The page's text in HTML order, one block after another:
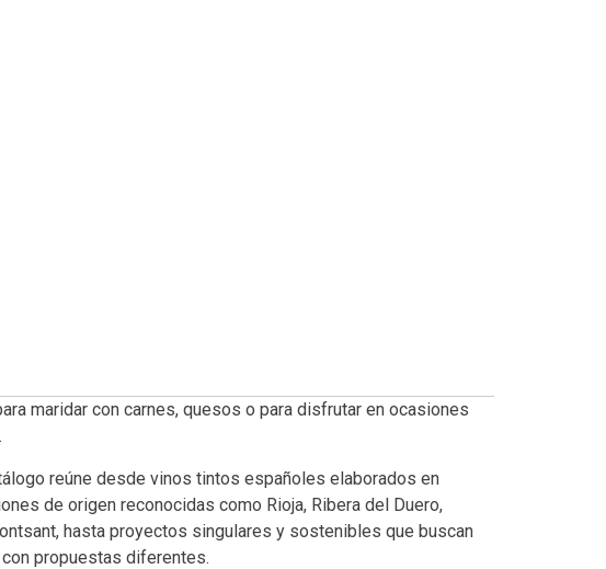
maridar con carnes, quesos o para disfrutar en ocasiones
reúne desde vinos tintos españoles elaborados en
de origen reconocidas como Rioja, Ribera del Duero,
hasta proyectos singulares y sostenibles que buscan
propuestas diferentes.